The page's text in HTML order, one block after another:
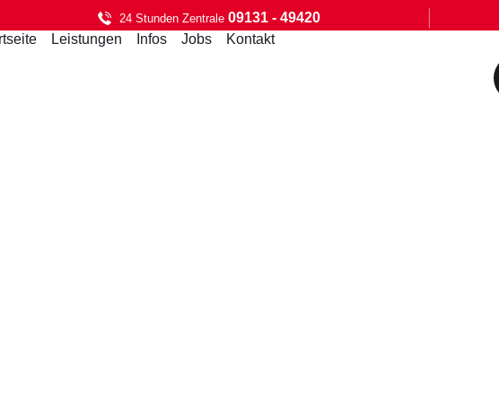
24 Stunden Zentrale 09131 - 49420
Leistungen Infos Jobs Kontakt